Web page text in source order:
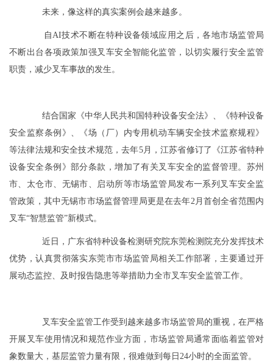
未来，像这样的真实案例会越来越多。
自AI技术不断在特种设备领域应用之后，各地市场监管局
不断出台各项政策加强叉车安全智能化监管，以切实履行安全监管
职责，减少叉车事故的发生。
结合国家《中华人民共和国特种设备安全法》、《特种设备
安全监察条例》、《场（厂）内专用机动车辆安全技术监察规程》
等法律法规和安全技术规范，去年5月，江苏省修订了《江苏省特种
设备安全条例》部分条款，增加了有关叉车安全的监督管理。苏州
市、太仓市、无锡市、启动所等市场监管局发布一系列叉车安全监
管政策，其中无锡市市场监督管理局更是在去年2月首创全省范围内
叉车“智慧监管”新模式。
近日，广东省特种设备检测研究院东莞检测院充分发挥技术
优势，认真贯彻落实东莞市市场监管局相关工作部署，主要通过开
展动态监控、及时报告隐患等举措助力全市叉车安全监管工作。
叉车安全监管工作受到越来越多市场监管局的重视，在严格
开展叉车使用情况和规范作业方面，市场监管局通常面临着监管对
象数量大，基层监管力量有限，很难做到每日24小时的全面监管。